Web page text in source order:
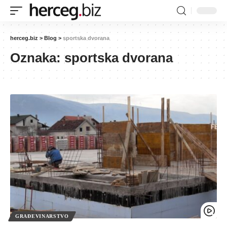
herceg.biz > Blog > sportska dvorana
Oznaka:sportska dvorana
GRAĐEVINARSTVO